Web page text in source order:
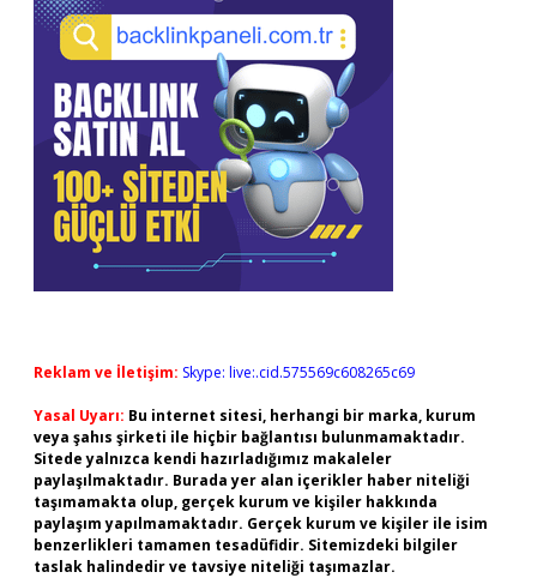
Reklam ve İletişim: Skype: live:.cid.575569c608265c69
Yasal Uyarı: Bu internet sitesi, herhangi bir marka, kurum
veya şahıs şirketi ile hiçbir bağlantısı bulunmamaktadır.
Sitede yalnızca kendi hazırladığımız makaleler
paylaşılmaktadır. Burada yer alan içerikler haber niteliği
taşımamakta olup, gerçek kurum ve kişiler hakkında
paylaşım yapılmamaktadır. Gerçek kurum ve kişiler ile isim
benzerlikleri tamamen tesadüfidir. Sitemizdeki bilgiler
taslak halindedir ve tavsiye niteliği taşımazlar.